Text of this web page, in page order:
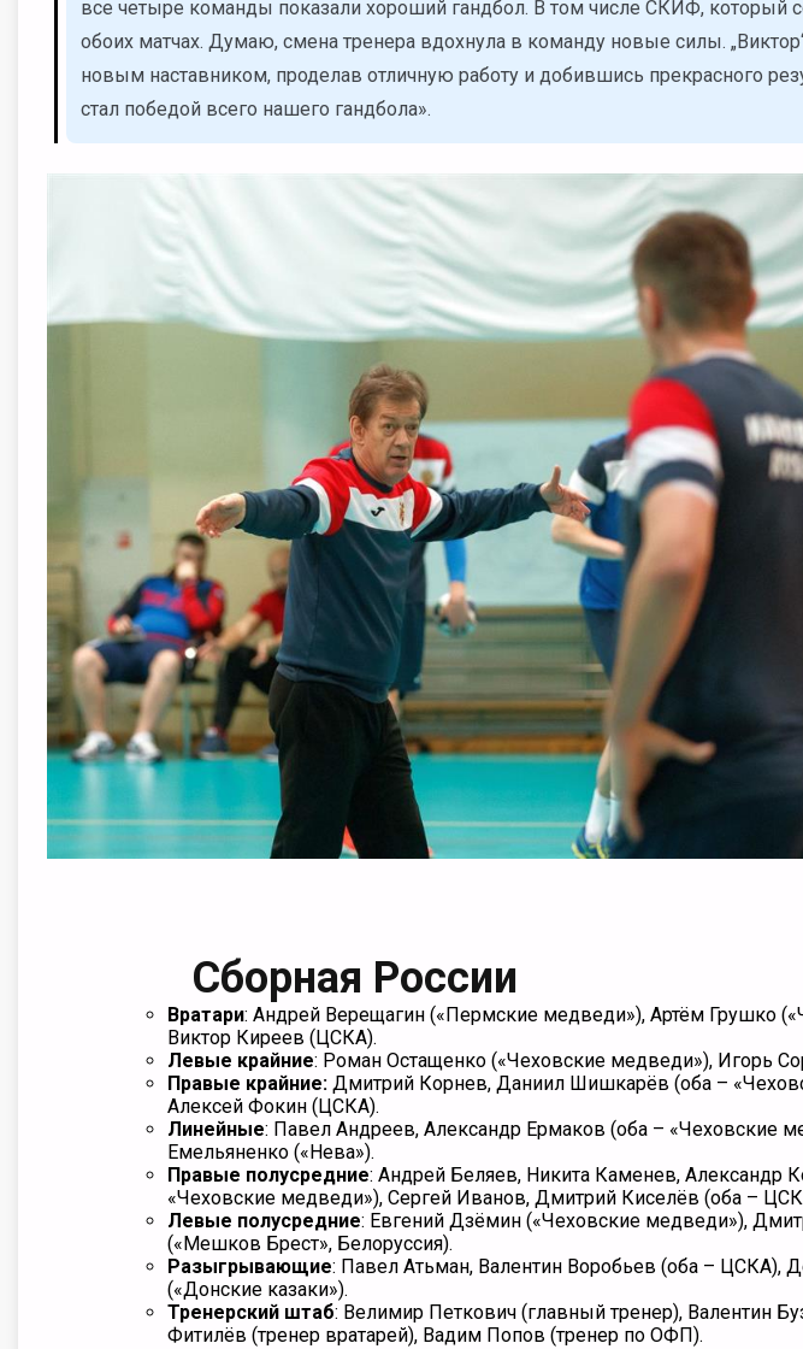
все четыре команды показали хороший гандбол. В том числе СКИФ, который
обоих матчах. Думаю, смена тренера вдохнула в команду новые силы.
новым наставником, проделав отличную работу и добившись прекрасного
стал победой всего нашего гандбола».
Сборная России
Вратари: Андрей Верещагин («Пермские медведи»), Артём Грушко
Виктор Киреев (ЦСКА).
Левые крайние: Роман Остащенко («Чеховские медведи»), Игорь
Правые крайние: Дмитрий Корнев, Даниил Шишкарёв (оба –
Алексей Фокин (ЦСКА).
Линейные: Павел Андреев, Александр Ермаков (оба – «Чеховские
Емельяненко («Нева»).
Правые полусредние: Андрей Беляев, Никита Каменев, Александр
«Чеховские медведи»), Сергей Иванов, Дмитрий Киселёв (оба –
Левые полусредние: Евгений Дзёмин («Чеховские медведи»),
(«Мешков Брест», Белоруссия).
Разыгрывающие: Павел Атьман, Валентин Воробьев (оба – ЦСКА),
(«Донские казаки»).
Тренерский штаб: Велимир Петкович (главный тренер), Валентин
Фитилёв (тренер вратарей), Вадим Попов (тренер по ОФП).